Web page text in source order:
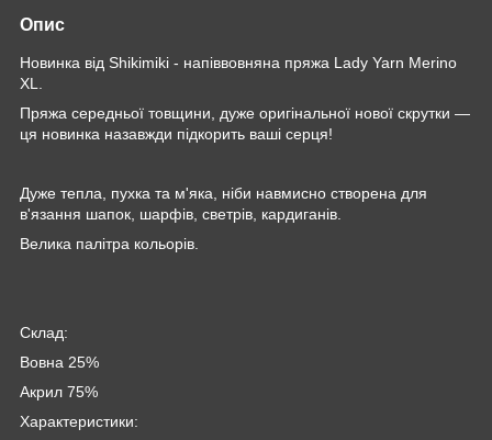
Опис
Новинка від Shikimiki - напіввовняна пряжа Lady Yarn Merino
XL.
Пряжа середньої товщини, дуже оригінальної нової скрутки —
ця новинка назавжди підкорить ваші серця!
Дуже тепла, пухка та м'яка, ніби навмисно створена для
в'язання шапок, шарфів, светрів, кардиганів.
Велика палітра кольорів.
Склад:
Вовна 25%
Акрил 75%
Характеристики: